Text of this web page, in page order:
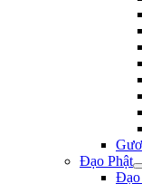
Đạo Phật
Đạo